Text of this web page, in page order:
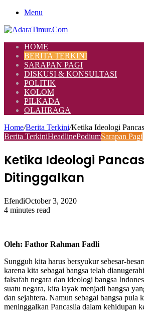
Menu
HOME
BERITA TERKINI
SARAPAN PAGI
DISKUSI & KONSULTASI
POLITIK
KOLOM
PILKADA
OLAHRAGA
Home/Berita Terkini/Ketika Ideologi
Berita TerkiniHeadlinePodiumSarapan Pagi
Ketika Ideologi
Ditinggalkan
EfendiOctober 3, 2020
4 minutes read
Oleh: Fathor Rahman Fadli
Sungguh kita harus bersyukur sebesar-
karena kita sebagai bangsa telah
falsafah negara dan ideologi bangsa
suatu negara, kita layak menjadi bangsa
dan sejahtera. Namun sebagai bangsa pula
meninggalkan Pancasila dalam kehidupan